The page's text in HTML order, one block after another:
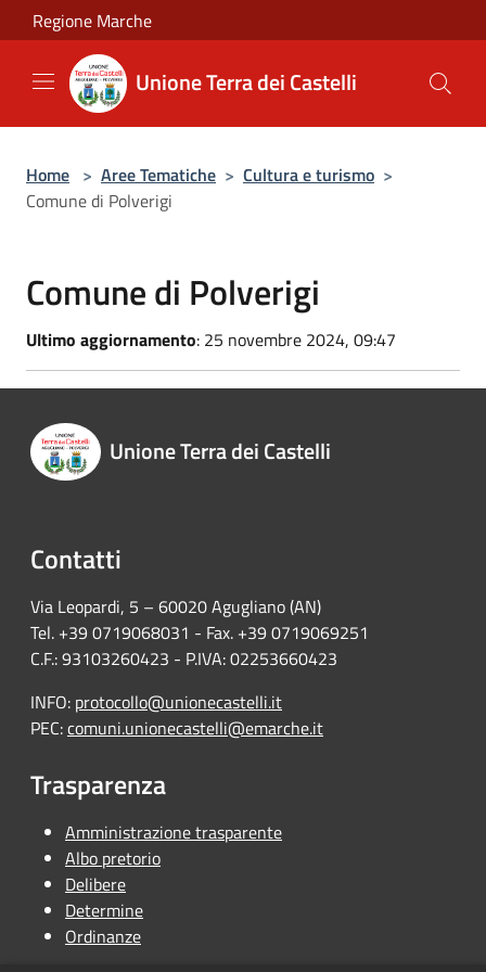
Salta al contenuto principale
Regione Marche
Unione Terra dei Castelli
Home > Aree Tematiche > Cultura e turismo >
Comune di Polverigi
Comune di Polverigi
Ultimo aggiornamento: 25 novembre 2024, 09:47
Unione Terra dei Castelli
Contatti
Via Leopardi, 5 – 60020 Agugliano (AN)
Tel. +39 0719068031 - Fax. +39 0719069251
C.F.: 93103260423 - P.IVA: 02253660423
INFO: protocollo@unionecastelli.it
PEC:comuni.unionecastelli@emarche.it
Trasparenza
Amministrazione trasparente
Albo pretorio
Delibere
Determine
Ordinanze